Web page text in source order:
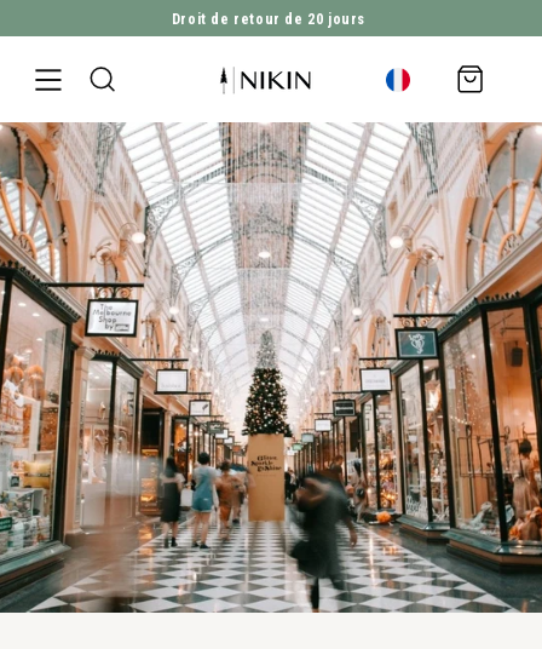
ALLER DIRECTEMENT AU CONTENU
Droit de retour de 20 jours
Panier
d'achat